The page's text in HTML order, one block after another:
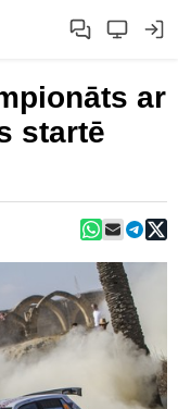
ar
startē